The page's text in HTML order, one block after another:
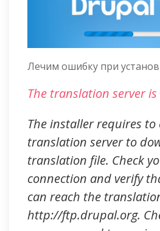
Лечим ошибку при
The translation server
The installer requires
translation server to
translation file. Check
connection and verify
can reach the
http://ftp.drupal.org.